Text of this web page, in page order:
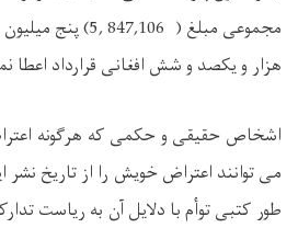
مجموعی مبلغ ( 5, 847,106) پنج
هزار ویکصد وشش افغانی قرارداد اعطا
اشخاص حقیقی و حکمی که هرگونه
می توانند اعتراض خویش را از تاریخ نشر
طور کتبی توأم با دلایل آن به ریاست